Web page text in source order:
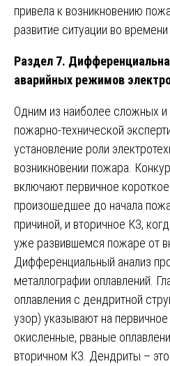
привела к возникновению
развитие ситуации во времени
Раздел 7.
аварийных режимов
Одним из наиболее сложных и
пожарно-технической
установление роли
возникновении пожара.
включают первичное
произошедшее до начала
причиной, и вторичное КЗ,
уже развившемся пожаре от
Дифференциальный анализ
металлографии оплавлений.
оплавления с дендритной
узор) указывают на
окисленные, рваные
вторичном КЗ. Дендриты –